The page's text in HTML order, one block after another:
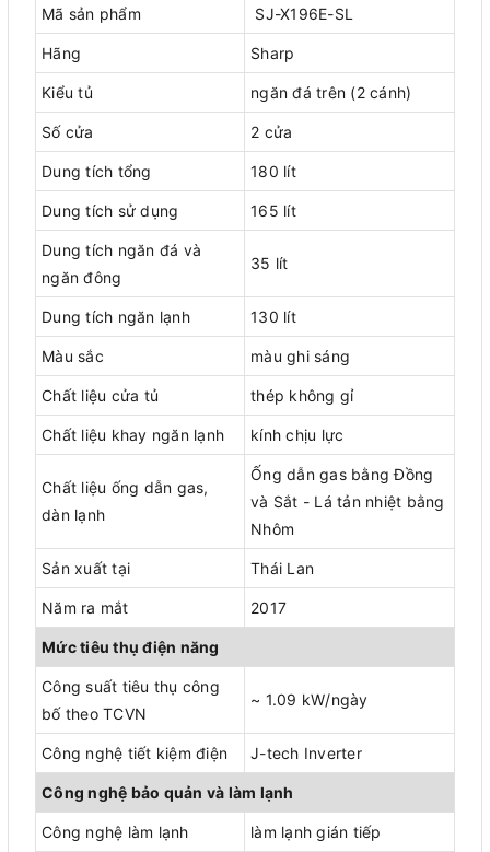
Mã sản phẩm SJ-X196E-SL
Hãng Sharp
Kiểu tủ ngăn đá trên (2 cánh)
Số cửa 2 cửa
Dung tích tổng 180 lít
Dung tích sử dụng 165 lít
Dung tích ngăn đá và
ngăn đông
35 lít
Dung tích ngăn lạnh 130 lít
Màu sắc màu ghi sáng
Chất liệu cửa tủ thép không gỉ
Chất liệu khay ngăn lạnh kính chịu lực
Chất liệu ống dẫn gas,
dàn lạnh
Ống dẫn gas bằng Đồng
và Sắt - Lá tản nhiệt bằng
Nhôm
Sản xuất tại Thái Lan
Năm ra mắt 2017
Mức tiêu thụ điện năng
Công suất tiêu thụ công
bố theo TCVN
~ 1.09 kW/ngày
Công nghệ tiết kiệm điện J-tech Inverter
Công nghệ bảo quản và làm lạnh
Công nghệ làm lạnh làm lạnh gián tiếp